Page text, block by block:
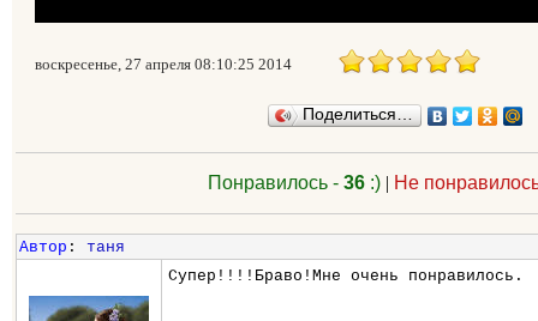
воскресенье, 27 апреля 08:10:25 2014
Поделиться…
Понравилось -36 :) | Не
Автор : таня
Супер!!!!Браво!Мне очень понравилось.